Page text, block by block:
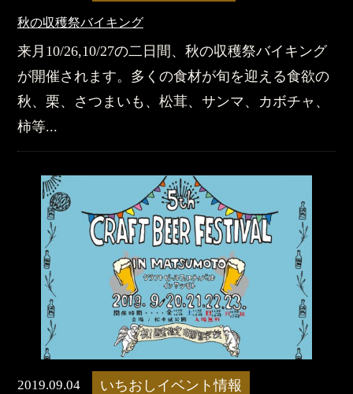
秋の収穫祭バイキング
来月10/26,10/27の二日間、秋の収穫祭バイキング
が開催されます。多くの食材が旬を迎える食欲の
秋、栗、さつまいも、松茸、サンマ、カボチャ、
柿等...
2019.09.04 いちおしイベント情報